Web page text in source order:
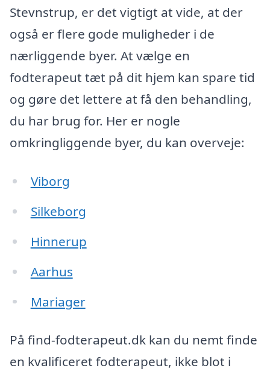
Stevnstrup, er det vigtigt at vide, at der
også er flere gode muligheder i de
nærliggende byer. At vælge en
fodterapeut tæt på dit hjem kan spare tid
og gøre det lettere at få den behandling,
du har brug for. Her er nogle
omkringliggende byer, du kan overveje:
Viborg
Silkeborg
Hinnerup
Aarhus
Mariager
På find-fodterapeut.dk kan du nemt finde
en kvalificeret fodterapeut, ikke blot i